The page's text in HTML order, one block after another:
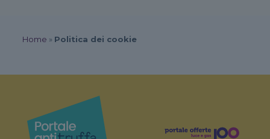
Home » Politica dei cookie